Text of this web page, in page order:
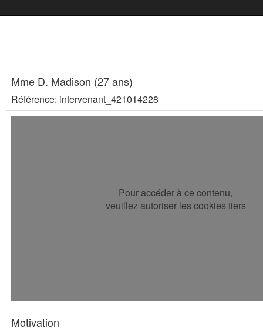
Mme D. Madison (27 ans)
Référence: intervenant_421014228
Pour accéder à ce contenu,
veuillez autoriser les cookies tiers
Motivation